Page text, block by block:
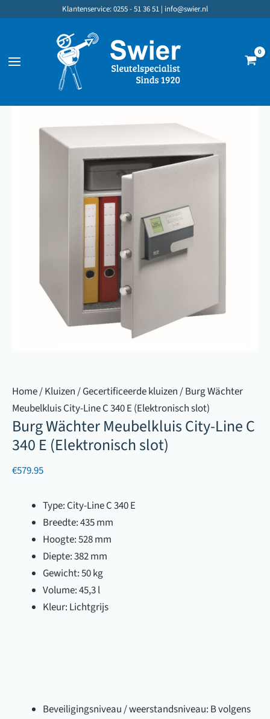
inhoud
Klantenservice: 0255 - 51 36 51 | info@swier.nl
Home/Kluizen/Gecertificeerde kluizen/ Burg Wächter
Meubelkluis City-Line C 340 E (Elektronisch slot)
Burg Wächter Meubelkluis City-Line C
340 E (Elektronisch slot)
€579.95
Type: City-Line C 340 E
Breedte: 435 mm
Hoogte: 528 mm
Diepte: 382 mm
Gewicht: 50 kg
Volume: 45,3 l
Kleur: Lichtgrijs
Beveiligingsniveau / weerstandsniveau: B volgens